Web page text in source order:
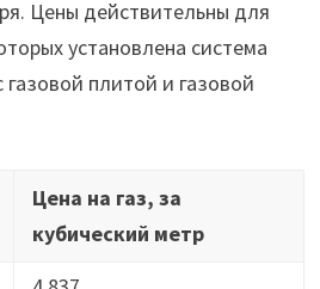
Цены действительны для
установлена система
газовой плитой и газовой
Цена на газ, за
кубический метр